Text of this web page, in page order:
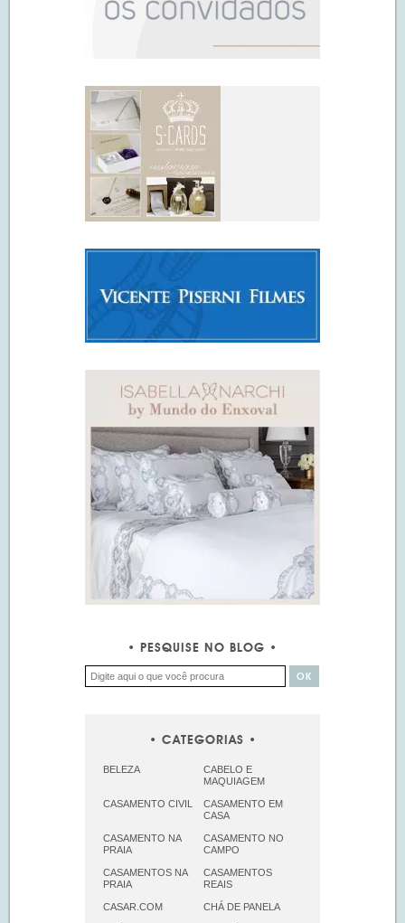
PESQUISE NO BLOG
CATEGORIAS
BELEZA
CABELO E
MAQUIAGEM
CASAMENTO CIVIL
CASAMENTO EM
CASA
CASAMENTO NA
PRAIA
CASAMENTO NO
CAMPO
CASAMENTOS NA
PRAIA
CASAMENTOS
REAIS
CASAR.COM CHÁ DE PANELA